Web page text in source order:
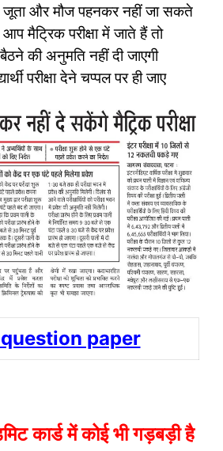
जूता और मौज पहनकर नहीं जा सकते
मैट्रिक परीक्षा में जाते हैं तो
की अनुमति नहीं दी जाएगी
परीक्षा देने चप्पल पर ही जाए
paper
कार्ड में कोई भी गड़बड़ी है